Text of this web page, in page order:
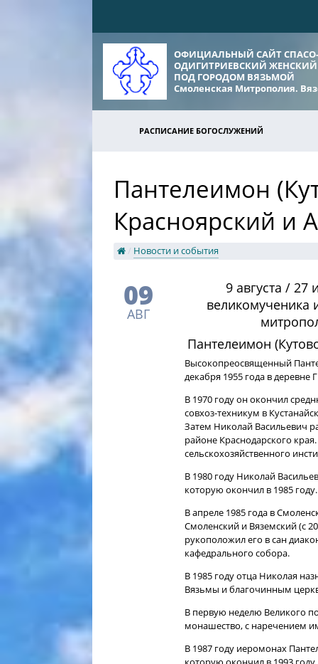
ОФИЦИАЛЬНЫЙ САЙТ
ОДИГИТРИЕВСКИЙ
ПОД ГОРОДОМ ВЯЗЬМОЙ
Смоленская Митрополия.
РАСПИСАНИЕ БОГОСЛУЖЕНИЙ
Пантелеимон
Красноярский и
/ Новости и события
09
АВГ
​9 августа / 27
великомученика
Пантелеимон
Высокопреосвященный
декабря 1955 года в
В 1970 году он окончил
совхоз-техникум в
Затем Николай Васильевич
районе Краснодарского
сельскохозяйственного
В 1980 году Николай
которую окончил в 1985 году.
В апреле 1985 года в
Смоленский и Вяземский (с
рукоположил его в сан
кафедрального собора.
В 1985 году отца Николая
Вязьмы и благочинным
В первую неделю Великого
монашество, с наречением
В 1987 году иеромонах